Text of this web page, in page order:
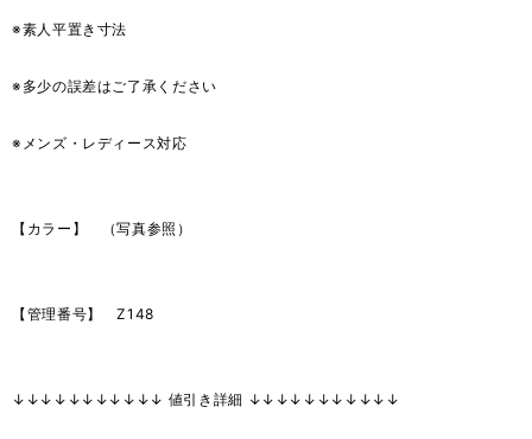
※素人平置き寸法
※多少の誤差はご了承ください
※メンズ・レディース対応
【カラー】 （写真参照）
【管理番号】 Z148
↓↓↓↓↓↓↓↓↓↓↓ 値引き詳細 ↓↓↓↓↓↓↓↓↓↓↓